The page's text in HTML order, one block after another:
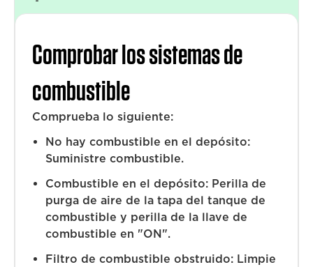
Comprobar los sistemas de
combustible
Comprueba lo siguiente:
No hay combustible en el depósito:
Suministre combustible.
Combustible en el depósito: Perilla de
purga de aire de la tapa del tanque de
combustible y perilla de la llave de
combustible en "ON".
Filtro de combustible obstruido: Limpie